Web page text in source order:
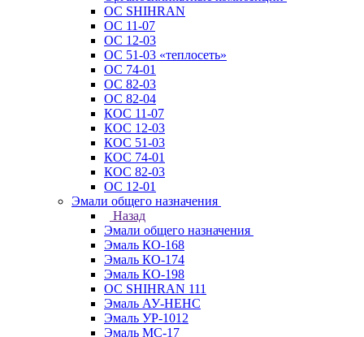
ОС SHIHRAN
ОС 11-07
ОС 12-03
ОС 51-03 «теплосеть»
ОС 74-01
ОС 82-03
ОС 82-04
КОС 11-07
КОС 12-03
КОС 51-03
КОС 74-01
КОС 82-03
ОС 12-01
Эмали общего назначения
Назад
Эмали общего назначения
Эмаль КО-168
Эмаль КО-174
Эмаль КО-198
ОС SHIHRAN 111
Эмаль АУ-НЕНС
Эмаль УР-1012
Эмаль МС-17